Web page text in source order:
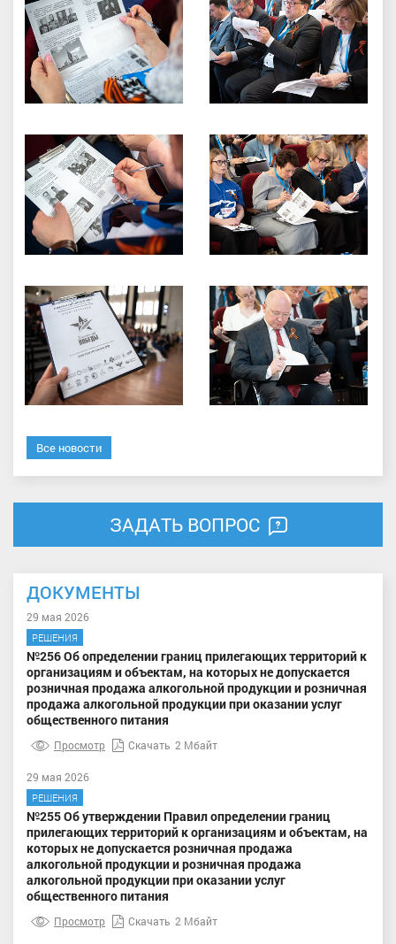
Все новости
ЗАДАТЬ ВОПРОС
ДОКУМЕНТЫ
29 мая 2026
РЕШЕНИЯ
№256 Об определении границ прилегающих территорий к
организациям и объектам, на которых не допускается
розничная продажа алкогольной продукции и розничная
продажа алкогольной продукции при оказании услуг
общественного питания
Просмотр Скачать 2 Мбайт
29 мая 2026
РЕШЕНИЯ
№255 Об утверждении Правил определении границ
прилегающих территорий к организациям и объектам, на
которых не допускается розничная продажа
алкогольной продукции и розничная продажа
алкогольной продукции при оказании услуг
общественного питания
Просмотр Скачать 2 Мбайт